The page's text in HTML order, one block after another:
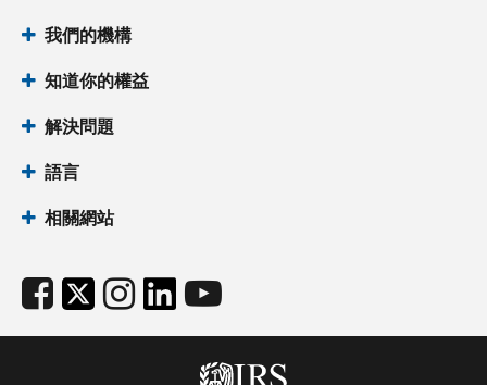
我們的機構
知道你的權益
解決問題
語言
相關網站